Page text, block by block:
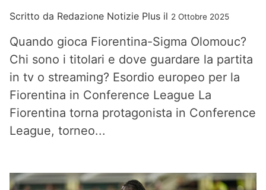
Scritto da Redazione Notizie Plus il 2 Ottobre 2025
Quando gioca Fiorentina-Sigma Olomouc?
Chi sono i titolari e dove guardare la partita
in tv o streaming? Esordio europeo per la
Fiorentina in Conference League La
Fiorentina torna protagonista in Conference
League, torneo...